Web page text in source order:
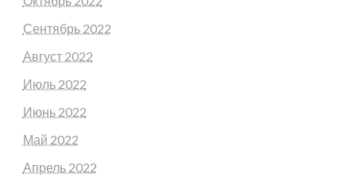
Сентябрь 2022
Август 2022
Июль 2022
Июнь 2022
Май 2022
Апрель 2022